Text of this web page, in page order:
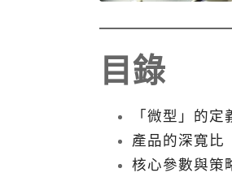
目錄
「微型」的定
產品的深寬比
核心參數與策